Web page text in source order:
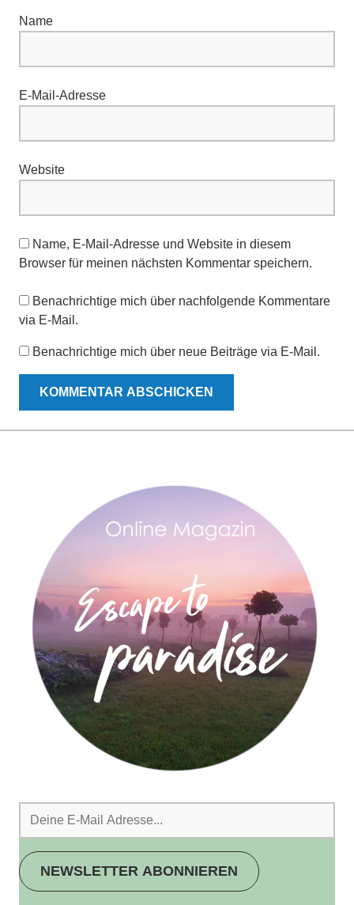
Name
E-Mail-Adresse
Website
Name, E-Mail-Adresse und Website in diesem
Browser für meinen nächsten Kommentar speichern.
Benachrichtige mich über nachfolgende Kommentare
via E-Mail.
Benachrichtige mich über neue Beiträge via E-Mail.
NEWSLETTER ABONNIEREN